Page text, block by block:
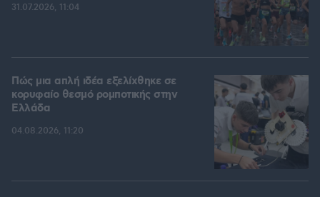
31.07.2026, 11:04
Πώς μια απλή ιδέα εξελίχθηκε σε
κορυφαίο θεσμό ρομποτικής στην
Ελλάδα
04.08.2026, 11:20